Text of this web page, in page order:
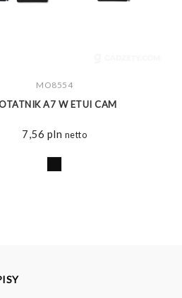
ZOBACZ WIĘCEJ
MO8554
A7 W ETUI CAM
7,56 pln netto